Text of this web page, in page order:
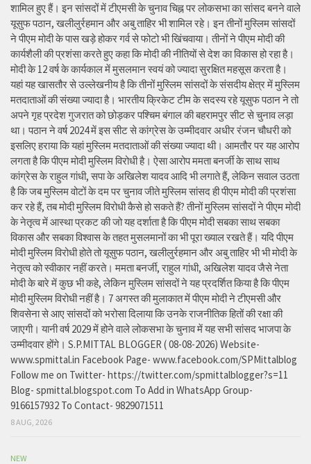
शामिल हुए हैं। इन सांसदों में टीएमसी के चुनाव चिह्न पर लोकसभा का सांसद बनने वाले
यूसुफ पठान, खलीलुर्रहमान और अबु ताहिर भी शामिल रहे। इन तीनों मुस्लिम सांसदों
ने पीएम मोदी के पास खड़े होकर गर्व से फोटो भी खिंचवाया। तीनों ने पीएम मोदी की
कार्यशैली की प्रशंसा करते हुए कहा कि मोदी की नीतियों से देश का विकास हो रहा है।
मोदी के 12 वर्ष के कार्यकाल में मुसलमान स्वयं को ज्यादा सुरक्षित महसूस करता है।
यहां यह खासतौर से उल्लेखनीय है कि तीनों मुस्लिम सांसदों के संसदीय क्षेत्र में मुस्लिम
मतदाताओं की संख्या ज्यादा है। भारतीय क्रिकेट टीम के सदस्य रहे यूसुफ पठान ने तो
अपने गृह प्रदेश गुजरात को छोड़कर पश्चिम बंगाल की बहरामपुर सीट से चुनाव लड़ा
था। पठान ने वर्ष 2024 में इस सीट से कांग्रेस के उम्मीदवार अधीर रंजन चौधरी को
इसलिए हराया कि यहां मुस्लिम मतदाताओं की संख्या ज्यादा थी। आमतौर पर यह आरोप
लगता है कि पीएम मोदी मुस्लिम विरोधी है। ऐसा आरोप ममता बनर्जी के साथ साथ
कांग्रेस के राहुल गांधी, सपा के अखिलेश यादव आदि भी लगाते हैं, लेकिन सवाल उठता
है कि जब मुस्लिम वोटों के दम पर चुनाव जीते मुस्लिम सांसद ही पीएम मोदी की प्रशंसा
कर रहे हैं, तब मोदी मुस्लिम विरोधी कैसे हो सकते हैं? तीनों मुस्लिम सांसदों ने पीएम मोदी
के नेतृत्व में आस्था प्रकट की जो यह दर्शाता है कि पीएम मोदी सबका साथ सबका
विकास और सबका विश्वास के तहत मुसलमानों का भी पूरा ख्याल रखते हैं। यदि पीएम
मोदी मुस्लिम विरोधी होते तो यूसुफ पठान, खलीलुर्रहमान और अबु ताहिर भी भी मोदी के
नेतृत्व को स्वीकार नहीं करते। ममता बनर्जी, राहुल गांधी, अखिलेश यादव जैसे नेता
मोदी के बारे में कुछ भी कहे, लेकिन मुस्लिम सांसदों ने यह प्रदर्शित किया है कि पीएम
मोदी मुस्लिम विरोधी नहीं है। 7 अगस्त की मुलाकात में पीएम मोदी ने टीएमसी और
शिवसेना से आए सांसदों को भरोसा दिलाया कि उनके राजनीतिक हितों की रक्षा की
जाएगी। यानी वर्ष 2029 में होने वाले लोकसभा के चुनाव में यह सभी सांसद भाजपा के
उम्मीदवार होंगे। S.P.MITTAL BLOGGER ( 08-08-2026) Website-
www.spmittal.in Facebook Page- www.facebook.com/SPMittalblog
Follow me on Twitter- https://twitter.com/spmittalblogger?s=11
Blog- spmittal.blogspot.com To Add in WhatsApp Group-
9166157932 To Contact- 9829071511
8 AUG, 2026
NEW